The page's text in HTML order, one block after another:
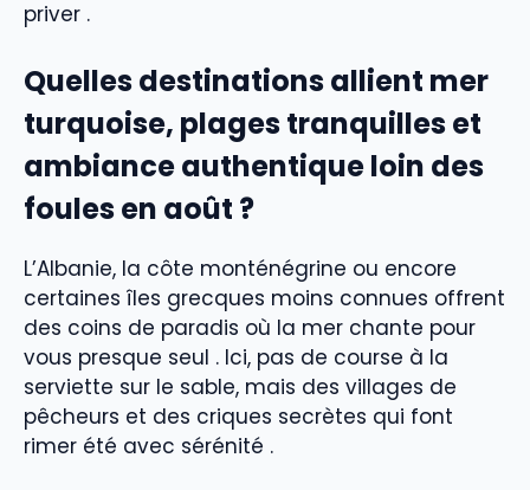
priver .
Quelles destinations allient mer
turquoise, plages tranquilles et
ambiance authentique loin des
foules en août ?
L’Albanie, la côte monténégrine ou encore
certaines îles grecques moins connues offrent
des coins de paradis où la mer chante pour
vous presque seul . Ici, pas de course à la
serviette sur le sable, mais des villages de
pêcheurs et des criques secrètes qui font
rimer été avec sérénité .